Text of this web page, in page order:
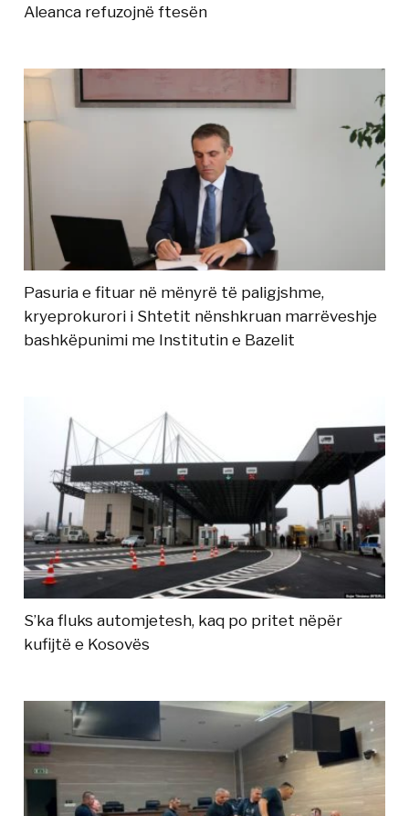
Aleanca refuzojnë ftesën
Pasuria e fituar në mënyrë të paligjshme,
kryeprokurori i Shtetit nënshkruan marrëveshje
bashkëpunimi me Institutin e Bazelit
S’ka fluks automjetesh, kaq po pritet nëpër
kufijtë e Kosovës